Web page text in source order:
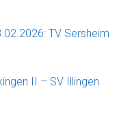
TV Sersheim
II – SV Illingen